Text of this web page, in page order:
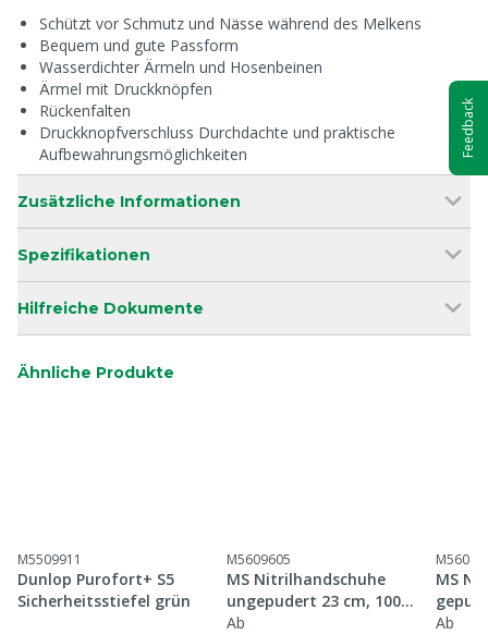
Schützt vor Schmutz und Nässe während des Melkens
Bequem und gute Passform
Wasserdichter Ärmeln und Hosenbeinen
Ärmel mit Druckknöpfen
Rückenfalten
Druckknopfverschluss Durchdachte und praktische
Aufbewahrungsmöglichkeiten
Zusätzliche Informationen
Spezifikationen
Hilfreiche Dokumente
Ähnliche Produkte
M5509911
Dunlop Purofort+ S5
Sicherheitsstiefel grün
M5609605
MS Nitrilhandschuhe
ungepudert 23 cm, 100
Stück
Ab
MS
Stück
Ab
Feedback